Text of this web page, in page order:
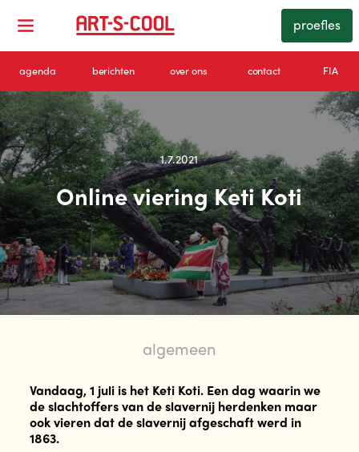
proefles
agenda berichten over ons contact FIA
1.7.2021
Online viering Keti Koti
algemeen
Vandaag, 1 juli is het Keti Koti. Een dag waarin we
de slachtoffers van de slavernij herdenken maar
ook vieren dat de slavernij afgeschaft werd in
1863.